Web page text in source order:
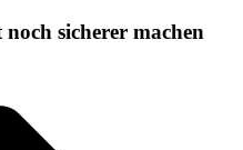
sicherer machen